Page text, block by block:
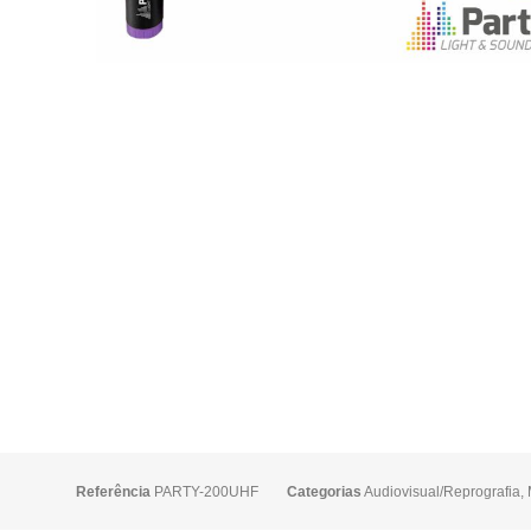
Referência PARTY-200UHF Categorias Audiovisual/Reprografia